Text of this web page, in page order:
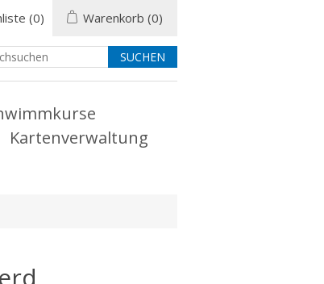
(0) Warenkorb (0)
Kartenverwaltung